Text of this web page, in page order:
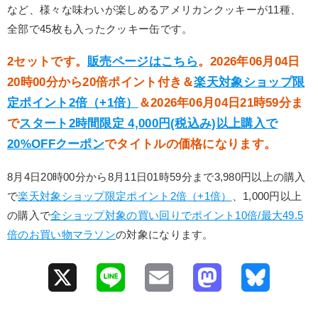
など、様々な味わいが楽しめるアメリカンクッキーが11種、
全部で45枚も入ったクッキー缶です。
2セットです。 販売ページはこちら 。2026年06月04日
20時00分から20倍ポイント付き＆楽天対象ショップ限
定ポイント2倍（+1倍）
＆2026年06月04日21時59分ま
でスタート2時間限定 4,000円(税込み)以上購入で
20%OFFクーポンでタイトルの価格になります。
8月4日20時00分から8月11日01時59分まで3,980円以上の購入
で楽天対象ショップ限定ポイント2倍（+1倍）
、1,000円以上
の購入で全ショップ対象の買い回りでポイント10倍/最大49.5
倍のお買い物マラソンの対象になります。